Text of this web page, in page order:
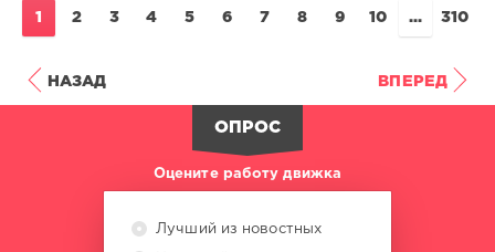
1 2 3 4 5 6 7 8 9 10 ... 310
НАЗАД ВПЕРЕД
ОПРОС
Оцените работу движка
Лучший из новостных